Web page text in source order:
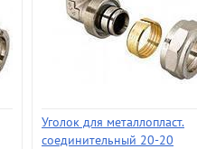
Уголок для металлопласт.
соединительный 20-20